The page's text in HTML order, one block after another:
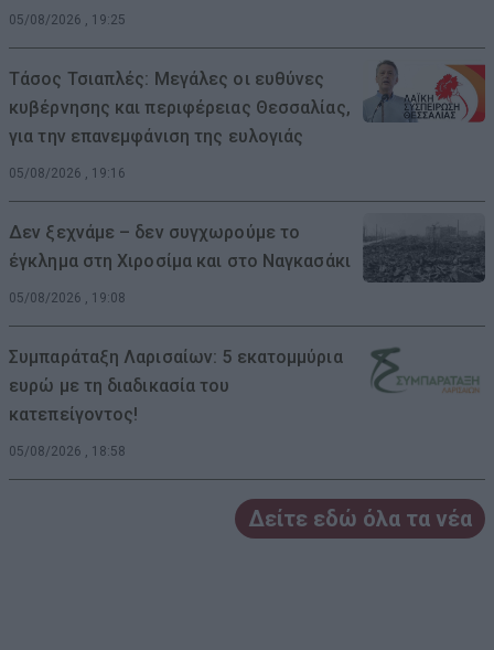
05/08/2026 , 19:25
Τάσος Τσιαπλές: Μεγάλες οι ευθύνες
κυβέρνησης και περιφέρειας Θεσσαλίας,
για την επανεμφάνιση της ευλογιάς
05/08/2026 , 19:16
Δεν ξεχνάμε – δεν συγχωρούμε το
έγκλημα στη Χιροσίμα και στο Ναγκασάκι
05/08/2026 , 19:08
Συμπαράταξη Λαρισαίων: 5 εκατομμύρια
ευρώ με τη διαδικασία του
κατεπείγοντος!
05/08/2026 , 18:58
Δείτε εδώ όλα τα νέα